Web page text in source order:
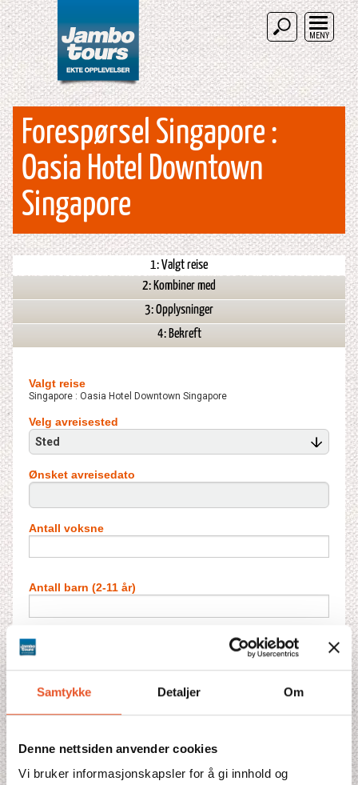
Samtykke Detaljer Om
Denne nettsiden anvender cookies
Vi bruker informasjonskapsler for å gi innhold og
MENY
Forespørsel Singapore :
Oasia Hotel Downtown
Singapore
1: Valgt reise
2: Kombiner med
3: Opplysninger
4: Bekreft
Valgt reise
Singapore : Oasia Hotel Downtown Singapore
Velg avreisested
Sted
Ønsket avreisedato
Antall voksne
Antall barn (2-11 år)
Antall dobbeltrom
Antall enkeltrom